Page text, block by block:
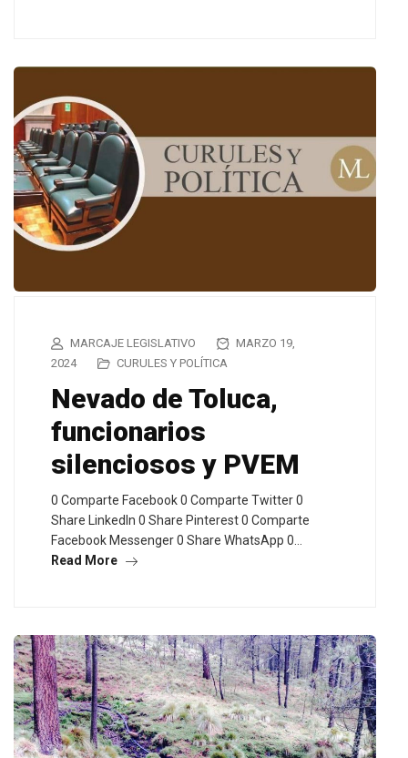
MARCAJE LEGISLATIVO
MARZO 19,
2024
CURULES Y POLÍTICA
Nevado de Toluca,
funcionarios
silenciosos y PVEM
0 Comparte Facebook 0 Comparte Twitter 0
Share LinkedIn 0 Share Pinterest 0 Comparte
Facebook Messenger 0 Share WhatsApp 0…
Read More